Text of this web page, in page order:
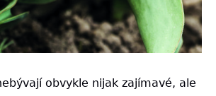
obvykle nijak zajímavé, ale